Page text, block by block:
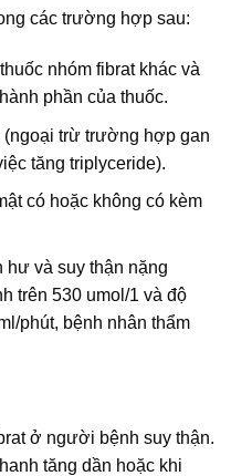
các trường hợp sau:
nhóm fibrat khác và
phần của thuốc.
(ngoại trừ trường hợp gan
tăng triplyceride).
có hoặc không có kèm
hư và suy thận nặng
trên 530 umol/1 và độ
phút, bệnh nhân thẩm
ở người bệnh suy thận.
tăng dần hoặc khi